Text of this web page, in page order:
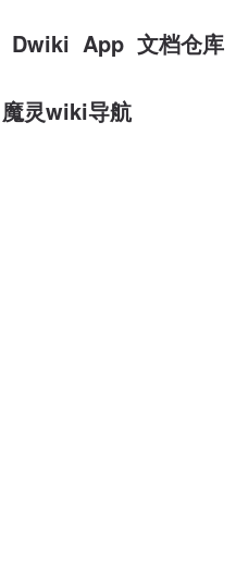
Dwiki App 文档仓库
魔灵wiki导航